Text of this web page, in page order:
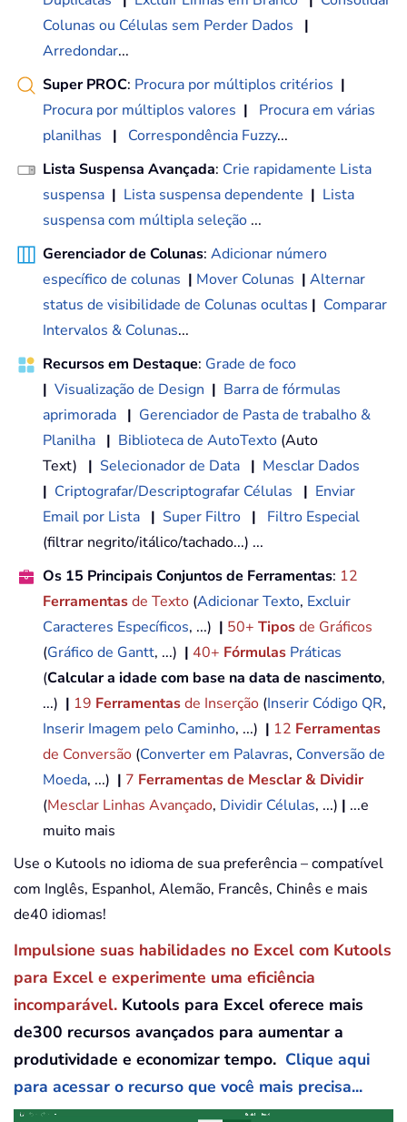
Colunas ou Células sem Perder Dados
|
Arredondar...
Super PROC: Procura por múltiplos critérios |
Procura por múltiplos valores |
Procura em várias
planilhas
| Correspondência Fuzzy...
Lista Suspensa Avançada: Crie rapidamente Lista
suspensa | Lista suspensa dependente | Lista
suspensa com múltipla seleção ...
Gerenciador de Colunas: Adicionar número
específico de colunas | Mover Colunas | Alternar
status de visibilidade de Colunas ocultas | Comparar
Intervalos & Colunas...
Recursos em Destaque: Grade de foco
| Visualização de Design | Barra de fórmulas
aprimorada | Gerenciador de Pasta de trabalho &
Planilha | Biblioteca de AutoTexto (Auto
Text) | Selecionador de Data | Mesclar Dados
| Criptografar/Descriptografar Células | Enviar
Email por Lista | Super Filtro |
Filtro Especial
(filtrar negrito/itálico/tachado...) ...
Os 15 Principais Conjuntos de Ferramentas: 12
Ferramentasde Texto (Adicionar Texto, Excluir
Caracteres Específicos, ...) | 50+ Tiposde Gráficos
(Gráfico de Gantt, ...) | 40+ Fórmulas Práticas
(Calcular a idade com base na data de nascimento,
...) | 19 Ferramentasde Inserção (Inserir Código QR,
Inserir Imagem pelo Caminho, ...) | 12 Ferramentas
de Conversão (Converter em Palavras, Conversão de
Moeda, ...) | 7 Ferramentas de Mesclar & Dividir
(Mesclar Linhas Avançado, Dividir Células, ...) | ...e
muito mais
Use o Kutools no idioma de sua preferência – compatível
com Inglês, Espanhol, Alemão, Francês, Chinês e mais
de40 idiomas!
Impulsione suas habilidades no Excel com Kutools
para Excel e experimente uma eficiência
incomparável. Kutools para Excel oferece mais
de300 recursos avançados para aumentar a
produtividade e economizar tempo. Clique aqui
para acessar o recurso que você mais precisa...